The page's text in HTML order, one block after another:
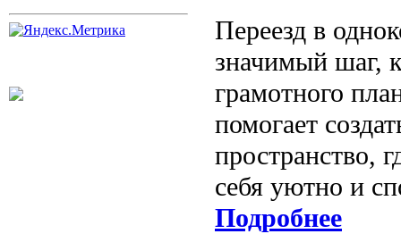
Переезд в
значимый шаг,
грамотного
помогает
пространство,
себя уютно и
Подробнее